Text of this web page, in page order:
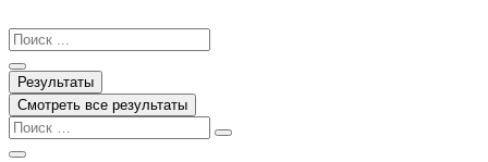
к
содержимому
Search
...
Результаты
Смотреть все результаты